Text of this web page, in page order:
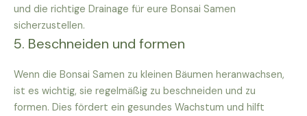
und die richtige Drainage für eure Bonsai Samen
sicherzustellen.
5. Beschneiden und formen
Wenn die Bonsai Samen zu kleinen Bäumen heranwachsen,
ist es wichtig, sie regelmäßig zu beschneiden und zu
formen. Dies fördert ein gesundes Wachstum und hilft